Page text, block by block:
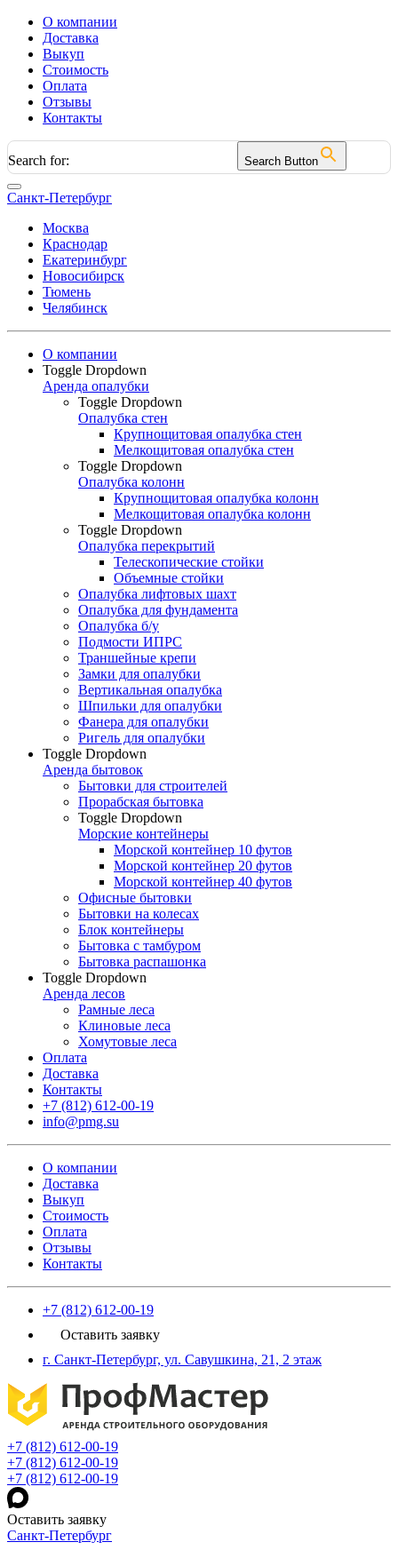
О компании
Доставка
Выкуп
Стоимость
Оплата
Отзывы
Контакты
Search for: Search Button
Санкт-Петербург
Москва
Краснодар
Екатеринбург
Новосибирск
Тюмень
Челябинск
О компании
Toggle Dropdown
Аренда опалубки
Toggle Dropdown
Опалубка стен
Крупнощитовая опалубка стен
Мелкощитовая опалубка стен
Toggle Dropdown
Опалубка колонн
Крупнощитовая опалубка колонн
Мелкощитовая опалубка колонн
Toggle Dropdown
Опалубка перекрытий
Телескопические стойки
Объемные стойки
Опалубка лифтовых шахт
Опалубка для фундамента
Опалубка б/у
Подмости ИПРС
Траншейные крепи
Замки для опалубки
Вертикальная опалубка
Шпильки для опалубки
Фанера для опалубки
Ригель для опалубки
Toggle Dropdown
Аренда бытовок
Бытовки для строителей
Прорабская бытовка
Toggle Dropdown
Морские контейнеры
Морской контейнер 10 футов
Морской контейнер 20 футов
Морской контейнер 40 футов
Офисные бытовки
Бытовки на колесах
Блок контейнеры
Бытовка с тамбуром
Бытовка распашонка
Toggle Dropdown
Аренда лесов
Рамные леса
Клиновые леса
Хомутовые леса
Оплата
Доставка
Контакты
+7 (812) 612-00-19
info@pmg.su
О компании
Доставка
Выкуп
Стоимость
Оплата
Отзывы
Контакты
+7 (812) 612-00-19
Оставить заявку
г. Санкт-Петербург, ул. Савушкина, 21, 2 этаж
+7 (812) 612-00-19
+7 (812) 612-00-19
+7 (812) 612-00-19
Оставить заявку
Санкт-Петербург